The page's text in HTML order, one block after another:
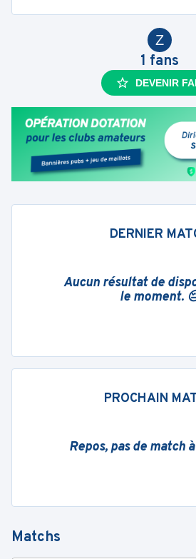
Z
1 fans
DEVENIR
DERNIER
Aucun résultat de
le moment.
PROCHAIN
Repos, pas de match
Matchs